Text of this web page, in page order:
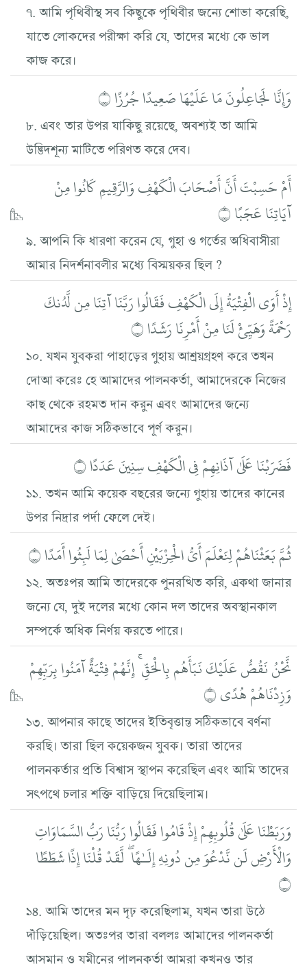
৭. আমি পৃথিবীস্থ সব কিছুকে পৃথিবীর জন্যে শোভা করেছি,
যাতে লোকদের পরীক্ষা করি যে, তাদের মধ্যে কে ভাল
কাজ করে।
وَإِنَّا لَجَاعِلُونَ مَا عَلَيْهَا صَعِيدًا جُرُزًا ۝
৮. এবং তার উপর যাকিছু রয়েছে, অবশ্যই তা আমি
উদ্ভিদশূন্য মাটিতে পরিণত করে দেব।
أَمْ حَسِبْتَ أَنَّ أَصْحَابَ الْكَهْفِ وَالرَّقِيمِ كَانُوا مِنْ
آيَاتِنَا عَجَبًا ۝
৯. আপনি কি ধারণা করেন যে, গুহা ও গর্তের অধিবাসীরা
আমার নিদর্শনাবলীর মধ্যে বিস্ময়কর ছিল ?
إِذْ أَوَى الْفِتْيَةُ إِلَى الْكَهْفِ فَقَالُوا رَبَّنَا آتِنَا مِن لَّدُنكَ
رَحْمَةً وَهَيِّئْ لَنَا مِنْ أَمْرِنَا رَشَدًا ۝
১০. যখন যুবকরা পাহাড়ের গুহায় আশ্রয়গ্রহণ করে তখন
দোআ করেঃ হে আমাদের পালনকর্তা, আমাদেরকে নিজের
কাছ থেকে রহমত দান করুন এবং আমাদের জন্যে
আমাদের কাজ সঠিকভাবে পূর্ণ করুন।
فَضَرَبْنَا عَلَىٰ آذَانِهِمْ فِي الْكَهْفِ سِنِينَ عَدَدًا ۝
১১. তখন আমি কয়েক বছরের জন্যে গুহায় তাদের কানের
উপর নিদ্রার পর্দা ফেলে দেই।
ثُمَّ بَعَثْنَاهُمْ لِنَعْلَمَ أَيُّ الْحِزْبَيْنِ أَحْصَىٰ لِمَا لَبِثُوا أَمَدًا ۝
১২. অতঃপর আমি তাদেরকে পুনরত্থিত করি, একথা জানার
জন্যে যে, দুই দলের মধ্যে কোন দল তাদের অবস্থানকাল
সম্পর্কে অধিক নির্ণয় করতে পারে।
نَّحْنُ نَقُصُّ عَلَيْكَ نَبَأَهُم بِالْحَقِّ ۚ إِنَّهُمْ فِتْيَةٌ آمَنُوا بِرَبِّهِمْ
وَزِدْنَاهُمْ هُدًى ۝
১৩. আপনার কাছে তাদের ইতিবৃত্তান্ত সঠিকভাবে বর্ণনা
করছি। তারা ছিল কয়েকজন যুবক। তারা তাদের
পালনকর্তার প্রতি বিশ্বাস স্থাপন করেছিল এবং আমি তাদের
সৎপথে চলার শক্তি বাড়িয়ে দিয়েছিলাম।
وَرَبَطْنَا عَلَىٰ قُلُوبِهِمْ إِذْ قَامُوا فَقَالُوا رَبُّنَا رَبُّ السَّمَاوَاتِ
وَالْأَرْضِ لَن نَّدْعُوَ مِن دُونِهِ إِلَـٰهًا ۖ لَّقَدْ قُلْنَا إِذًا شَطَطًا
۝
১৪. আমি তাদের মন দৃঢ় করেছিলাম, যখন তারা উঠে
দাঁড়িয়েছিল। অতঃপর তারা বললঃ আমাদের পালনকর্তা
আসমান ও যমীনের পালনকর্তা আমরা কখনও তার